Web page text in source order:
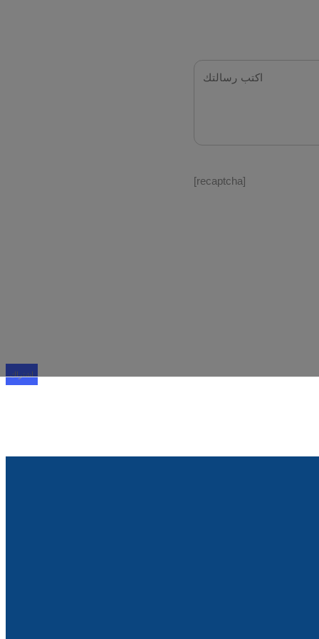
[recaptcha]